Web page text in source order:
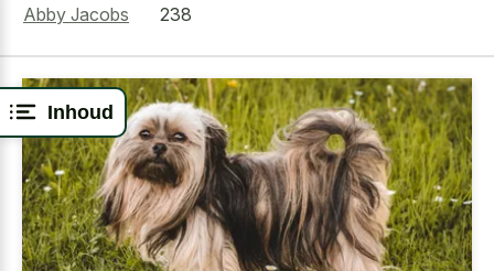
Inhoud
Abby Jacobs
238